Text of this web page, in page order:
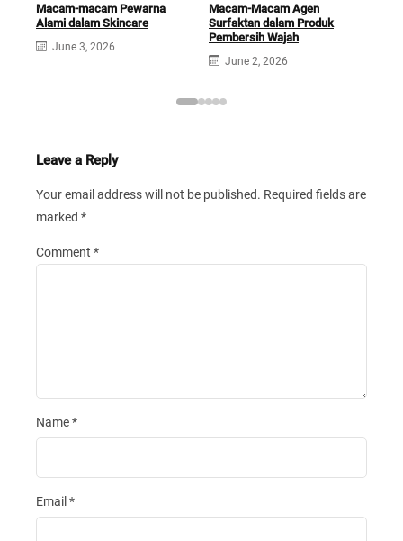
Macam-macam Pewarna
Alami dalam Skincare
June 3, 2026
Macam-Macam Agen
Surfaktan dalam Produk
Pembersih Wajah
June 2, 2026
Leave a Reply
Your email address will not be published. Required fields are
marked *
Comment *
Name*
Email *